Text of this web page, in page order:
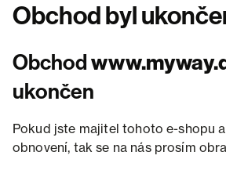
Obchod byl
Obchod
ukončen
Pokud jste majitel tohoto e-shopu
obnovení, tak se na nás prosím